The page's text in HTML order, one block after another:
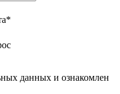
данных и ознакомлен